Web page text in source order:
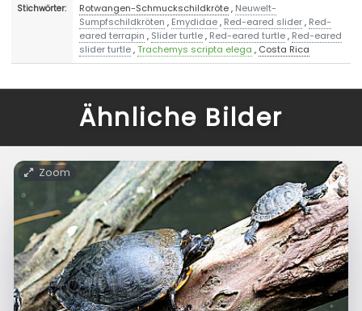
Stichwörter: Rotwangen-Schmuckschildkröte, Neuwelt-
Sumpfschildkröten , Emydidae, Red-eared slider, Red-
eared terrapin , Slider turtle, Red-eared turtle, Red-eared
slider turtle,Trachemys scripta elega , Costa Rica
Ähnliche Bilder
Zoom